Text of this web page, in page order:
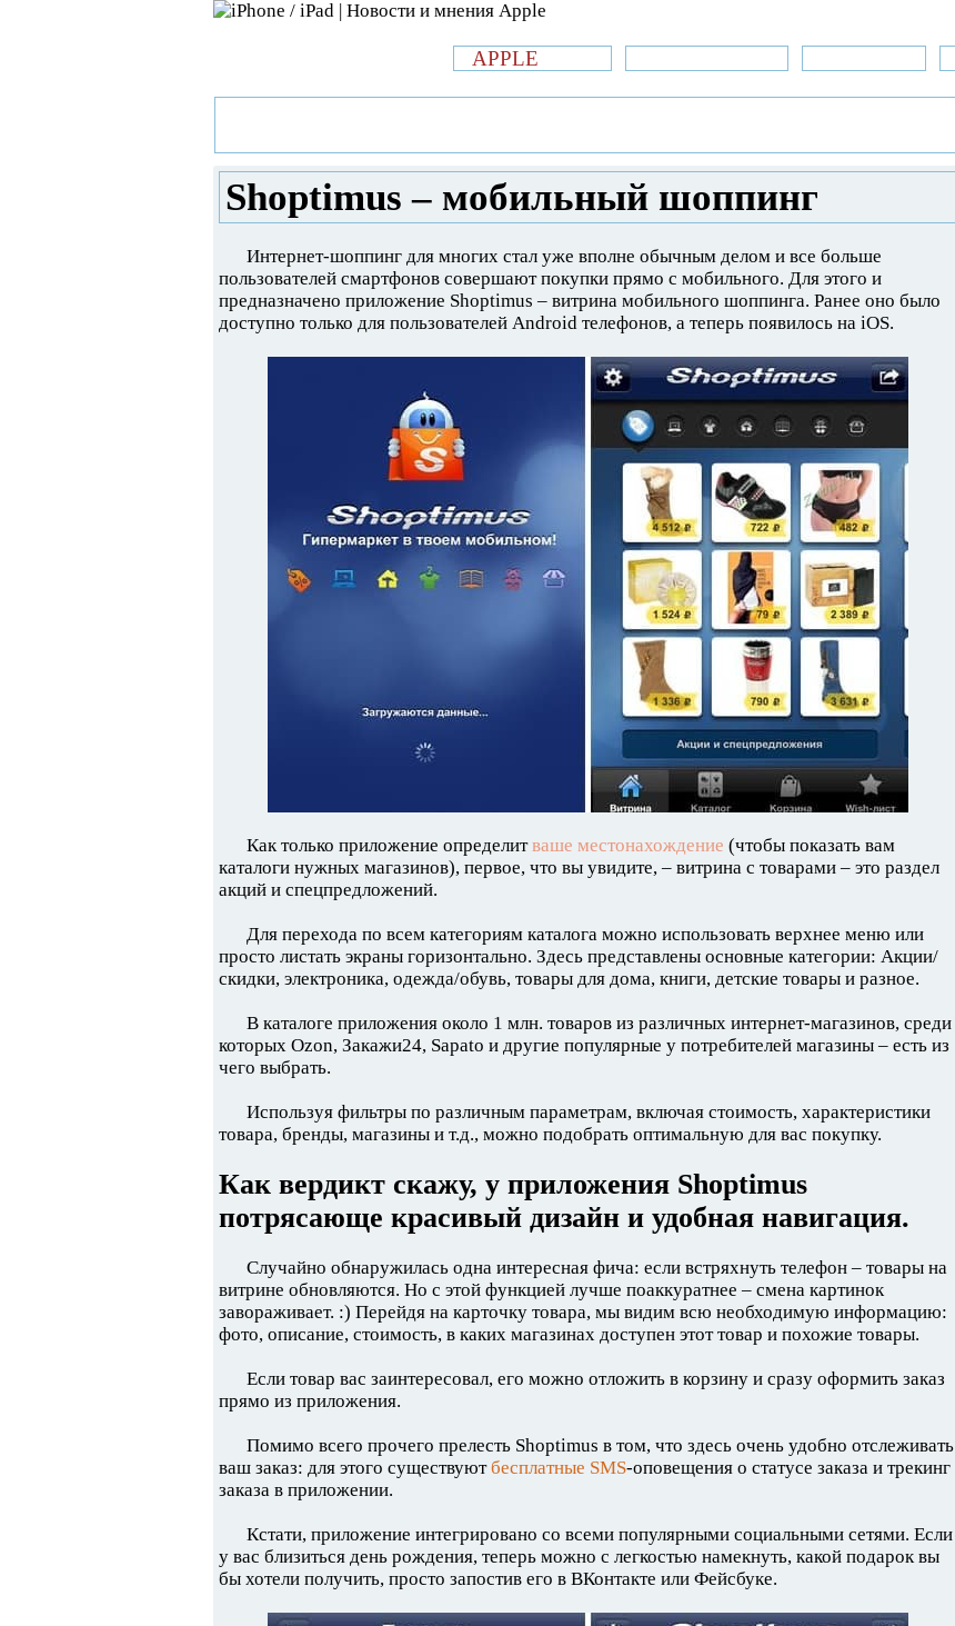
APPLE
Shoptimus – мобильный шоппинг
Интернет-шоппинг для многих стал уже вполне обычным делом и все больше
пользователей смартфонов совершают покупки прямо с мобильного. Для этого и
предназначено приложение Shoptimus – витрина мобильного шоппинга. Ранее оно было
доступно только для пользователей Android телефонов, а теперь появилось на iOS.
Как только приложение определитваше местонахождение (чтобы показать вам
каталоги нужных магазинов), первое, что вы увидите, – витрина с товарами – это раздел
акций и спецпредложений.
Для перехода по всем категориям каталога можно использовать верхнее меню или
просто листать экраны горизонтально. Здесь представлены основные категории: Акции/
скидки, электроника, одежда/обувь, товары для дома, книги, детские товары и разное.
В каталоге приложения около 1 млн. товаров из различных интернет-магазинов, среди
которых Ozon, Закажи24, Sapato и другие популярные у потребителей магазины – есть из
чего выбрать.
Используя фильтры по различным параметрам, включая стоимость, характеристики
товара, бренды, магазины и т.д., можно подобрать оптимальную для вас покупку.
Как вердикт скажу, у приложения Shoptimus
потрясающе красивый дизайн и удобная навигация.
Случайно обнаружилась одна интересная фича: если встряхнуть телефон – товары на
витрине обновляются. Но с этой функцией лучше поаккуратнее – смена картинок
завораживает. :) Перейдя на карточку товара, мы видим всю необходимую информацию:
фото, описание, стоимость, в каких магазинах доступен этот товар и похожие товары.
Если товар вас заинтересовал, его можно отложить в корзину и сразу оформить заказ
прямо из приложения.
Помимо всего прочего прелесть Shoptimus в том, что здесь очень удобно отслеживать
ваш заказ: для этого существуютбесплатные SMS-оповещения о статусе заказа и трекинг
заказа в приложении.
Кстати, приложение интегрировано со всеми популярными социальными сетями. Если
у вас близиться день рождения, теперь можно с легкостью намекнуть, какой подарок вы
бы хотели получить, просто запостив его в ВКонтакте или Фейсбуке.